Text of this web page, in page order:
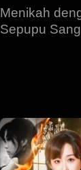
Menikah
Sepupu Sang